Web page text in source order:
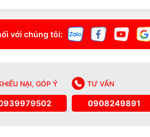
với chúng tôi:
NẠI, GÓP Ý TƯ VẤN
0908249891